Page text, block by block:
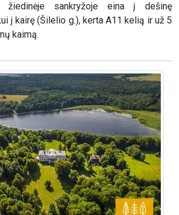
žiedinėje sankryžoje eina į dešinę
į kairę (Šilelio g.), kerta A11 kelią ir už 5
kaimą.